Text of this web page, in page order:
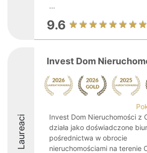
...
9.6
Laureaci
Invest Dom
Invest Dom Nieruchomości z
działa jako doświadczone
pośrednictwa w obrocie
nieruchomościami na terenie